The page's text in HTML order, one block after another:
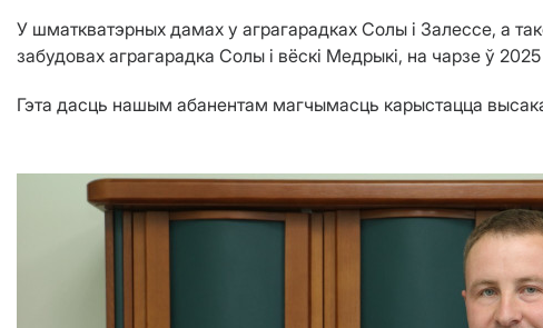
У шматкватэрных дамах у аграгарадках Солы і Залессе, а
забудовах аграгарадка Солы і вёскі Медрыкі, на чарзе ў
Гэта дасць нашым абанентам магчымасць карыстацца